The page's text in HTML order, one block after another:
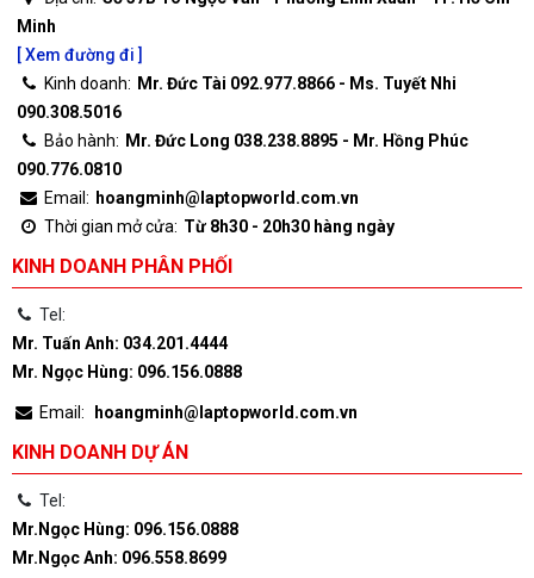
Minh
[ Xem đường đi ]
Kinh doanh: Mr. Đức Tài 092.977.8866 - Ms. Tuyết Nhi
090.308.5016
Bảo hành: Mr. Đức Long 038.238.8895 - Mr. Hồng Phúc
090.776.0810
Email: hoangminh@laptopworld.com.vn
Thời gian mở cửa: Từ 8h30 - 20h30 hàng ngày
KINH DOANH PHÂN PHỐI
Tel:
Mr. Tuấn Anh: 034.201.4444
Mr. Ngọc Hùng: 096.156.0888
Email: hoangminh@laptopworld.com.vn
KINH DOANH DỰ ÁN
Tel:
Mr.Ngọc Hùng: 096.156.0888
Mr.Ngọc Anh: 096.558.8699